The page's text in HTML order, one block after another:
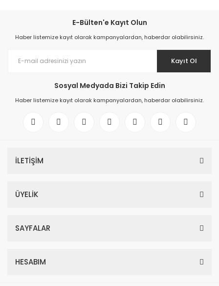
E-Bülten'e Kayıt Olun
Haber listemize kayıt olarak kampanyalardan, haberdar olabilirsiniz.
Kayıt Ol
Sosyal Medyada Bizi Takip Edin
Haber listemize kayıt olarak kampanyalardan, haberdar olabilirsiniz.
İLETİŞİM
ÜYELİK
SAYFALAR
HESABIM